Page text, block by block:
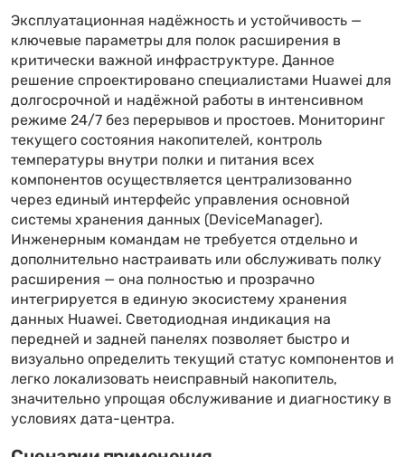
Эксплуатационная надёжность и устойчивость —
ключевые параметры для полок расширения в
критически важной инфраструктуре. Данное
решение спроектировано специалистами Huawei для
долгосрочной и надёжной работы в интенсивном
режиме 24/7 без перерывов и простоев. Мониторинг
текущего состояния накопителей, контроль
температуры внутри полки и питания всех
компонентов осуществляется централизованно
через единый интерфейс управления основной
системы хранения данных (DeviceManager).
Инженерным командам не требуется отдельно и
дополнительно настраивать или обслуживать полку
расширения — она полностью и прозрачно
интегрируется в единую экосистему хранения
данных Huawei. Светодиодная индикация на
передней и задней панелях позволяет быстро и
визуально определить текущий статус компонентов и
легко локализовать неисправный накопитель,
значительно упрощая обслуживание и диагностику в
условиях дата-центра.